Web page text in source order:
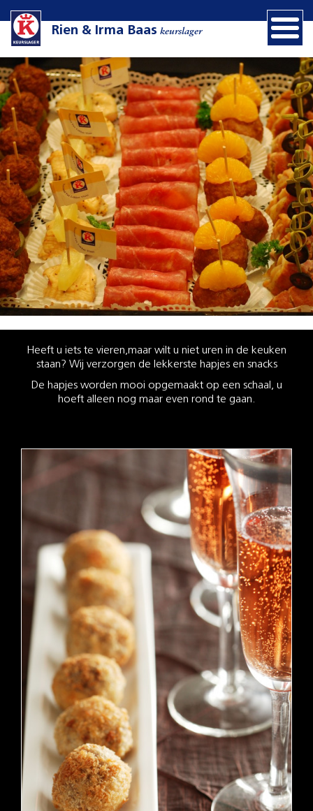
Rien & Irma Baas keurslager
Heeft u iets te vieren,maar wilt u niet uren in de keuken
staan? Wij verzorgen de lekkerste hapjes en snacks
De hapjes worden mooi opgemaakt op een schaal, u
hoeft alleen nog maar even rond te gaan.